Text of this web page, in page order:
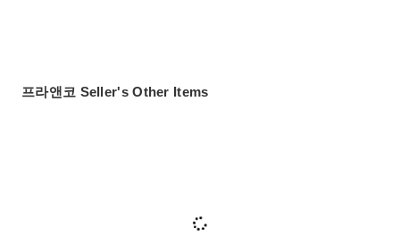
프라앤코 Seller's Other Items